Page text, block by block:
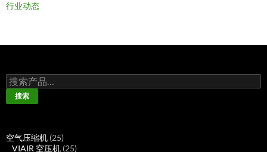
行业动态
搜
索：
搜索
空气压缩机 2525
个
VIAIR 空压机 2525